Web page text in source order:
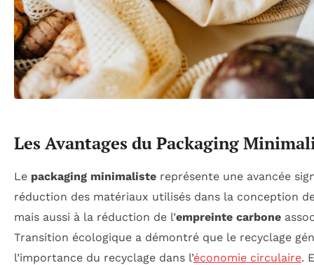
Les Avantages du Packaging
Le packaging minimaliste représente une avancée
réduction des matériaux utilisés dans la conception
mais aussi à la réduction de l’empreinte carbone
Transition écologique a démontré que le recyclage
l’importance du recyclage dans l’économie circulaire.